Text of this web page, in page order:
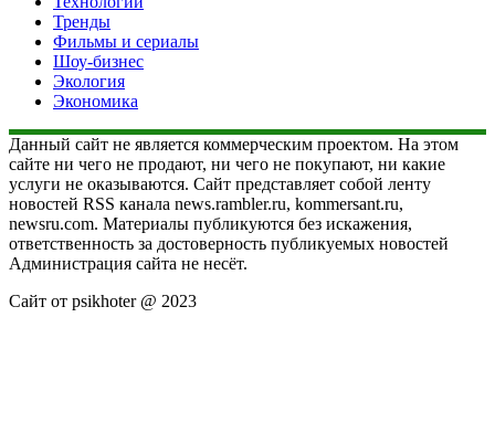
Тренды
Фильмы и сериалы
Шоу-бизнес
Экология
Экономика
Данный сайт не является коммерческим проектом. На этом
сайте ни чего не продают, ни чего не покупают, ни какие
услуги не оказываются. Сайт представляет собой ленту
новостей RSS канала news.rambler.ru, kommersant.ru,
newsru.com. Материалы публикуются без искажения,
ответственность за достоверность публикуемых новостей
Администрация сайта не несёт.
Сайт от psikhoter @ 2023